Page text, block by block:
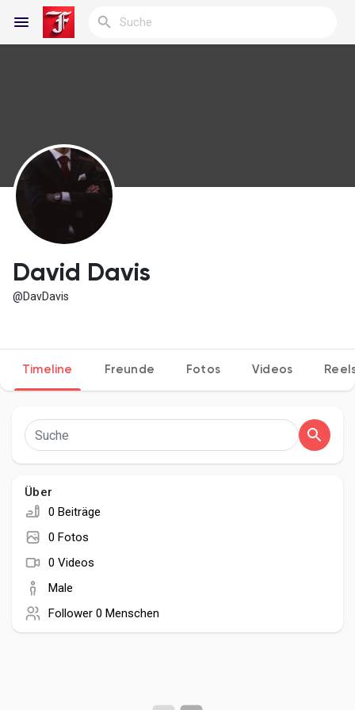
Entdecken Blogs
Meine Blogs
Entdecken Gruppen
Entdecken Seiten
Beiträge entdecken
David Davis
@DavDavis
Timeline Freunde Fotos Videos
Über
0 Beiträge
0 Fotos
0 Videos
Male
Follower 0 Menschen